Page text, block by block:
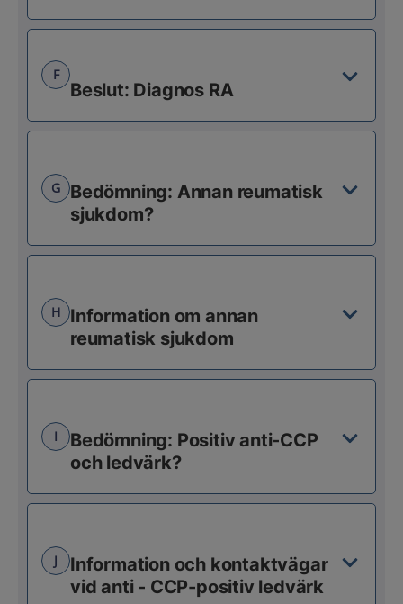
F
Beslut: Diagnos RA
G
Bedömning: Annan reumatisk
sjukdom?
H
Information om annan
reumatisk sjukdom
I
Bedömning: Positiv anti-CCP
och ledvärk?
J
Information och kontaktvägar
vid anti - CCP-positiv ledvärk